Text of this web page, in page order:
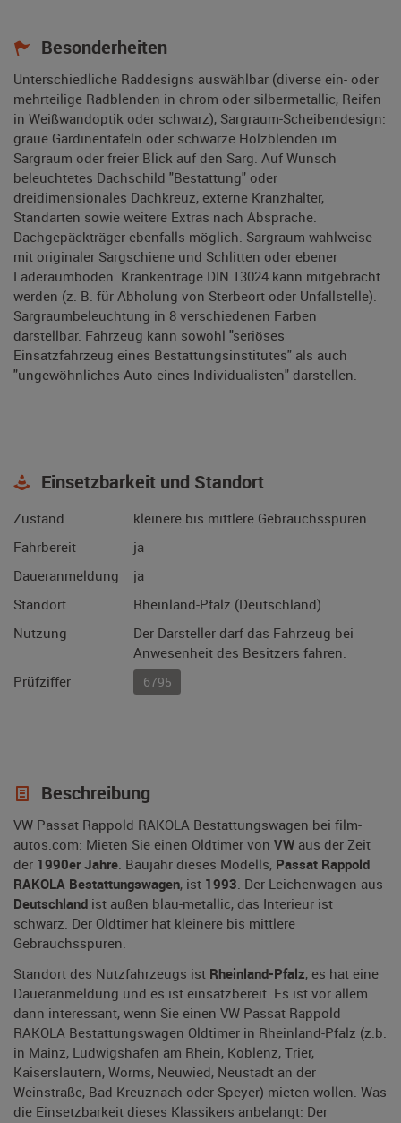
Besonderheiten
Unterschiedliche Raddesigns auswählbar (diverse ein- oder
mehrteilige Radblenden in chrom oder silbermetallic, Reifen
in Weißwandoptik oder schwarz), Sargraum-Scheibendesign:
graue Gardinentafeln oder schwarze Holzblenden im
Sargraum oder freier Blick auf den Sarg. Auf Wunsch
beleuchtetes Dachschild "Bestattung" oder
dreidimensionales Dachkreuz, externe Kranzhalter,
Standarten sowie weitere Extras nach Absprache.
Dachgepäckträger ebenfalls möglich. Sargraum wahlweise
mit originaler Sargschiene und Schlitten oder ebener
Laderaumboden. Krankentrage DIN 13024 kann mitgebracht
werden (z. B. für Abholung von Sterbeort oder Unfallstelle).
Sargraumbeleuchtung in 8 verschiedenen Farben
darstellbar. Fahrzeug kann sowohl "seriöses
Einsatzfahrzeug eines Bestattungsinstitutes" als auch
"ungewöhnliches Auto eines Individualisten" darstellen.
Einsetzbarkeit und Standort
Zustand
kleinere bis mittlere Gebrauchsspuren
Fahrbereit
ja
Daueranmeldung
ja
Standort
Rheinland-Pfalz (Deutschland)
Nutzung
Der Darsteller darf das Fahrzeug bei
Anwesenheit des Besitzers fahren.
Prüfziffer
6795
Beschreibung
VW Passat Rappold RAKOLA Bestattungswagen bei film-
autos.com: Mieten Sie einen Oldtimer von VW aus der Zeit
der 1990er Jahre. Baujahr dieses Modells, Passat Rappold
RAKOLA Bestattungswagen, ist 1993. Der Leichenwagen aus
Deutschland ist außen blau-metallic, das Interieur ist
schwarz. Der Oldtimer hat kleinere bis mittlere
Gebrauchsspuren.
Standort des Nutzfahrzeugs ist Rheinland-Pfalz, es hat eine
Daueranmeldung und es ist einsatzbereit. Es ist vor allem
dann interessant, wenn Sie einen VW Passat Rappold
RAKOLA Bestattungswagen Oldtimer in Rheinland-Pfalz (z.b.
in Mainz, Ludwigshafen am Rhein, Koblenz, Trier,
Kaiserslautern, Worms, Neuwied, Neustadt an der
Weinstraße, Bad Kreuznach oder Speyer) mieten wollen. Was
die Einsetzbarkeit dieses Klassikers anbelangt: Der